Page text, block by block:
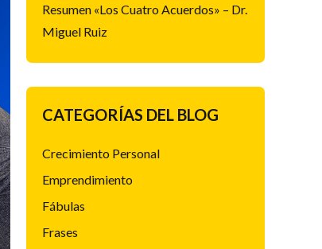
Resumen «Los Cuatro Acuerdos» – Dr.
Miguel Ruiz
CATEGORÍAS DEL BLOG
Crecimiento Personal
Emprendimiento
Fábulas
Frases